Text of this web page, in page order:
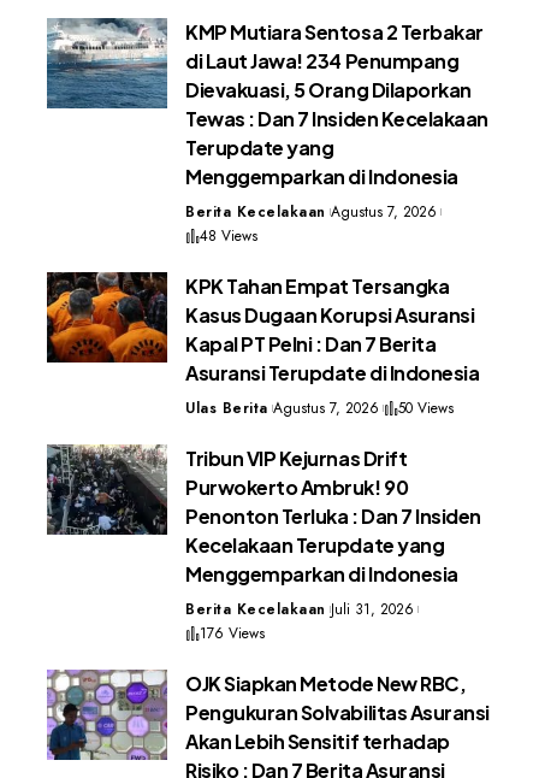
KMP Mutiara Sentosa 2 Terbakar
di Laut Jawa! 234 Penumpang
Dievakuasi, 5 Orang Dilaporkan
Tewas : Dan 7 Insiden Kecelakaan
Terupdate yang
Menggemparkan di Indonesia
Berita Kecelakaan Agustus 7, 2026
48 Views
KPK Tahan Empat Tersangka
Kasus Dugaan Korupsi Asuransi
Kapal PT Pelni : Dan 7 Berita
Asuransi Terupdate di Indonesia
Ulas Berita Agustus 7, 2026 50 Views
Tribun VIP Kejurnas Drift
Purwokerto Ambruk! 90
Penonton Terluka : Dan 7 Insiden
Kecelakaan Terupdate yang
Menggemparkan di Indonesia
Berita Kecelakaan Juli 31, 2026
176 Views
OJK Siapkan Metode New RBC,
Pengukuran Solvabilitas Asuransi
Akan Lebih Sensitif terhadap
Risiko : Dan 7 Berita Asuransi